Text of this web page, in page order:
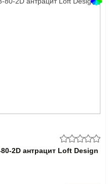
2D антрацит Loft Design